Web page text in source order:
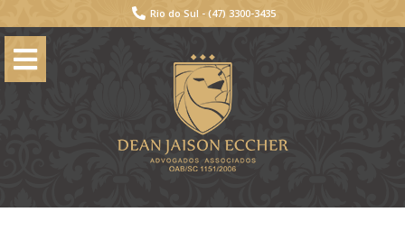
Rio do Sul - (47) 3300-3435